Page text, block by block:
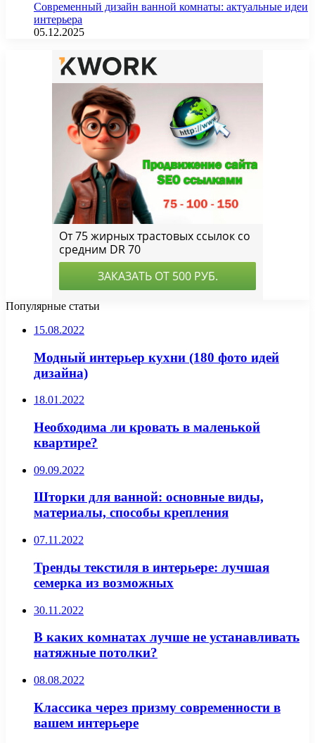
Современный дизайн ванной комнаты: актуальные идеи
интерьера
05.12.2025
Популярные статьи
15.08.2022
Модный интерьер кухни (180 фото идей
дизайна)
18.01.2022
Необходима ли кровать в маленькой
квартире?
09.09.2022
Шторки для ванной: основные виды,
материалы, способы крепления
07.11.2022
Тренды текстиля в интерьере: лучшая
семерка из возможных
30.11.2022
В каких комнатах лучше не устанавливать
натяжные потолки?
08.08.2022
Классика через призму современности в
вашем интерьере